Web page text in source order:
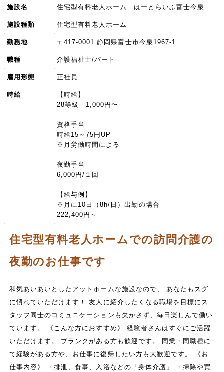
施設名 住宅型有料老人ホーム はーとらいふ富士今泉
施設種類 住宅型有料老人ホーム
勤務地 〒417-0001 静岡県富士市今泉1967-1
職種 介護福祉士/パート
雇用形態 正社員
時給
【時給】
28等級 1,000円〜
資格手当
時給15～75円UP
※月労働時間による
夜勤手当
6,000円/１回
【給与例】
※月に10日（8h/日）出勤の場合
222,400円～
住宅型有料老人ホームでの訪問介護の
夜勤のお仕事です
和気あいあいとしたアットホームな施設なので、 あなたもスグ
に慣れていただけます！ 友人に紹介したくなる職場を目標にス
タッフ同士のコミュニケーションも欠かさず、毎日楽しんで働い
ています。 《こんな方におすすめ》 経験者さんはすぐにご活躍
いただけます。 ブランクがある方も歓迎です。 同業・同職種に
て経験がある方や、お仕事に復帰したい方も大歓迎です。 《お
仕事内容》 ・排泄、食事、入浴などの「身体介護」 ・掃除や買